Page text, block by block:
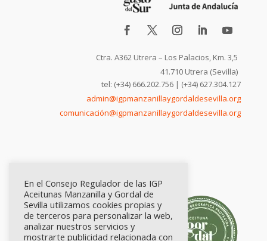
Ctra. A362 Utrera – Los Palacios, Km. 3,5
41.710 Utrera (Sevilla)
tel: (+34) 666.202.756 | (+34) 627.304.127
admin@igpmanzanillaygordaldesevilla.org
comunicación@igpmanzanillaygordaldesevilla.org
En el Consejo Regulador de las IGP
Aceitunas Manzanilla y Gordal de
Sevilla utilizamos cookies propias y
de terceros para personalizar la web,
analizar nuestros servicios y
mostrarte publicidad relacionada con